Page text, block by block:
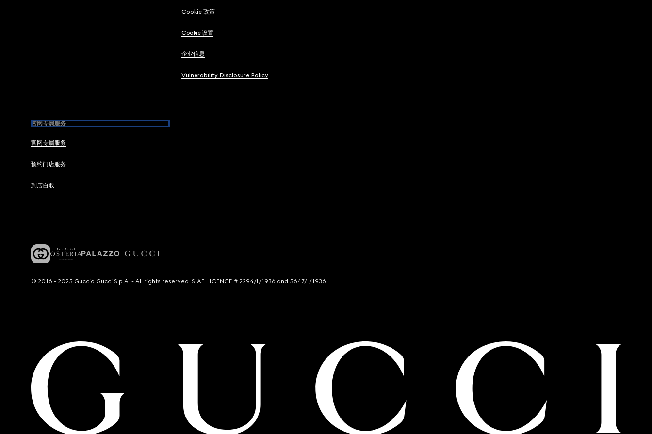
Cookie 政策
Cookie 设置
企业信息
Vulnerability Disclosure Policy
官网专属服务
官网专属服务
预约门店服务
到店自取
© 2016 - 2025 Guccio Gucci S.p.A. - All rights reserved. SIAE LICENCE # 2294/I/1936 and 5647/I/1936